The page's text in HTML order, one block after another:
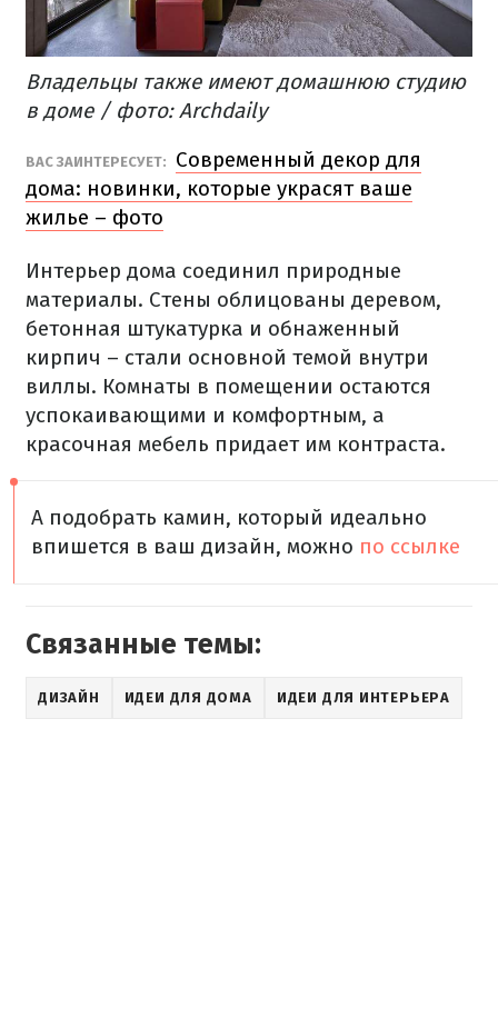
Владельцы также имеют домашнюю студию
в доме / фото: Archdaily
ВАС ЗАИНТЕРЕСУЕТ:
Современный декор для
дома: новинки, которые украсят ваше
жилье – фото
Интерьер дома соединил природные
материалы. Стены облицованы деревом,
бетонная штукатурка и обнаженный
кирпич – стали основной темой внутри
виллы. Комнаты в помещении остаются
успокаивающими и комфортным, а
красочная мебель придает им контраста.
А подобрать камин, который идеально
впишется в ваш дизайн, можно по ссылке
Связанные темы:
ДИЗАЙН ИДЕИ ДЛЯ ДОМА ИДЕИ ДЛЯ ИНТЕРЬЕРА